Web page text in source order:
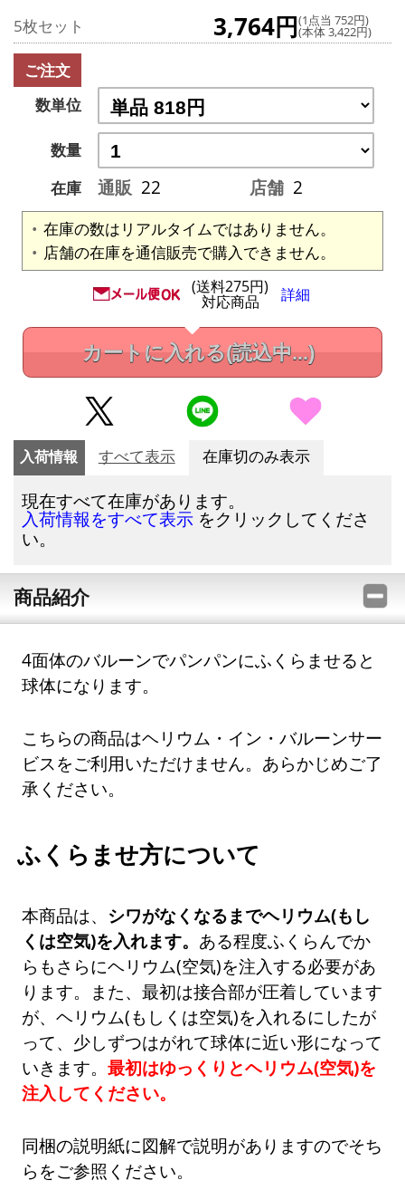
5枚セット 3,764円(1点当 752円)
(本体 3,422円)
ご注文
数単位
数量
在庫
通販 22 店舗 2
在庫の数はリアルタイムではありません。
店舗の在庫を通信販売で購入できません。
(送料275円)
対応商品 詳細
カートに入れる(読込中...)
入荷情報 すべて表示 在庫切のみ表示
現在すべて在庫があります。
入荷情報をすべて表示 をクリックしてくださ
い。
商品紹介
4面体のバルーンでパンパンにふくらませると
球体になります。
こちらの商品はヘリウム・イン・バルーンサー
ビスをご利用いただけません。あらかじめご了
承ください。
ふくらませ方について
本商品は、 シワがなくなるまでヘリウム(もし
くは空気)を入れます。 ある程度ふくらんでか
らもさらにヘリウム(空気)を注入する必要があ
ります。また、最初は接合部が圧着しています
が、ヘリウム(もしくは空気)を入れるにしたが
って、少しずつはがれて球体に近い形になって
いきます。最初はゆっくりとヘリウム(空気)を
注入してください。
同梱の説明紙に図解で説明がありますのでそち
らをご参照ください。